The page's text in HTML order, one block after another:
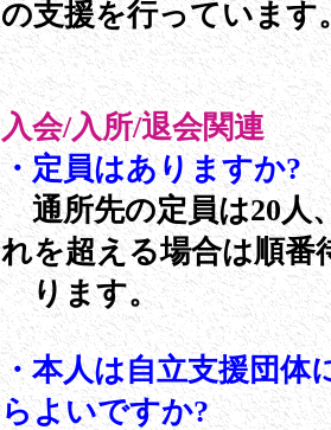
の支援を行っています
入会/入所/退会関連
・定員はありますか?
通所先の定員は20人
れを超える場合は順番
ります。
・本人は自立支援団
らよいですか?